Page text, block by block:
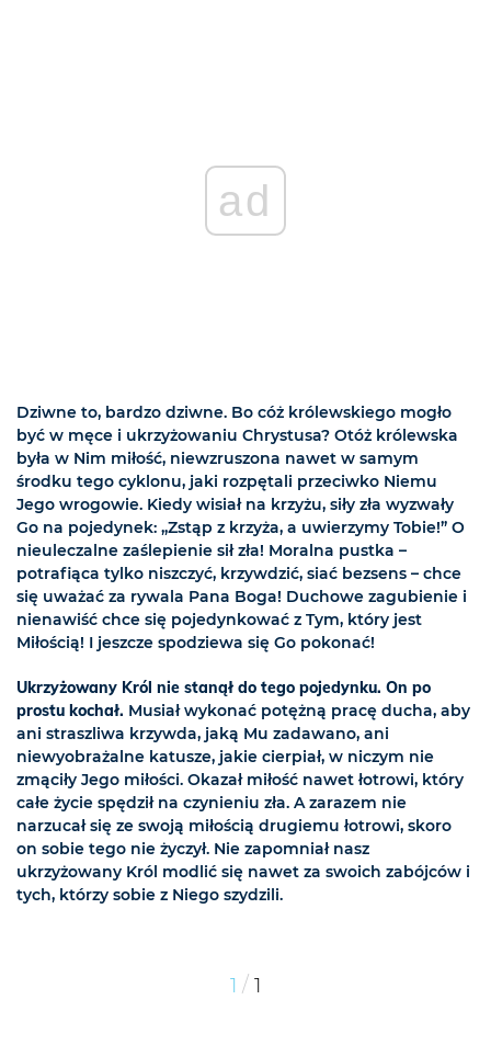
ad
Dziwne to, bardzo dziwne. Bo cóż królewskiego mogło
być w męce i ukrzyżowaniu Chrystusa? Otóż królewska
była w Nim miłość, niewzruszona nawet w samym
środku tego cyklonu, jaki rozpętali przeciwko Niemu
Jego wrogowie. Kiedy wisiał na krzyżu, siły zła wyzwały
Go na pojedynek: „Zstąp z krzyża, a uwierzymy Tobie!” O
nieuleczalne zaślepienie sił zła! Moralna pustka –
potrafiąca tylko niszczyć, krzywdzić, siać bezsens – chce
się uważać za rywala Pana Boga! Duchowe zagubienie i
nienawiść chce się pojedynkować z Tym, który jest
Miłością! I jeszcze spodziewa się Go pokonać!
Ukrzyżowany Król nie stanął do tego pojedynku. On po
prostu kochał. Musiał wykonać potężną pracę ducha, aby
ani straszliwa krzywda, jaką Mu zadawano, ani
niewyobrażalne katusze, jakie cierpiał, w niczym nie
zmąciły Jego miłości. Okazał miłość nawet łotrowi, który
całe życie spędził na czynieniu zła. A zarazem nie
narzucał się ze swoją miłością drugiemu łotrowi, skoro
on sobie tego nie życzył. Nie zapomniał nasz
ukrzyżowany Król modlić się nawet za swoich zabójców i
tych, którzy sobie z Niego szydzili.
1 / 1